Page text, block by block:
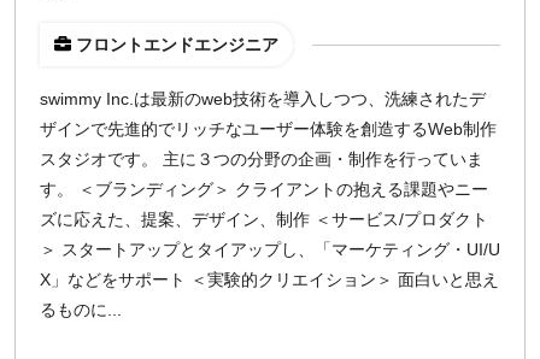
フロントエンドエンジニア
swimmy Inc.は最新のweb技術を導入しつつ、洗練されたデ
ザインで先進的でリッチなユーザー体験を創造するWeb制作
スタジオです。 主に３つの分野の企画・制作を行っていま
す。 ＜ブランディング＞ クライアントの抱える課題やニー
ズに応えた、提案、デザイン、制作 ＜サービス/プロダクト
＞ スタートアップとタイアップし、「マーケティング・UI/U
X」などをサポート ＜実験的クリエイション＞ 面白いと思え
るものに...